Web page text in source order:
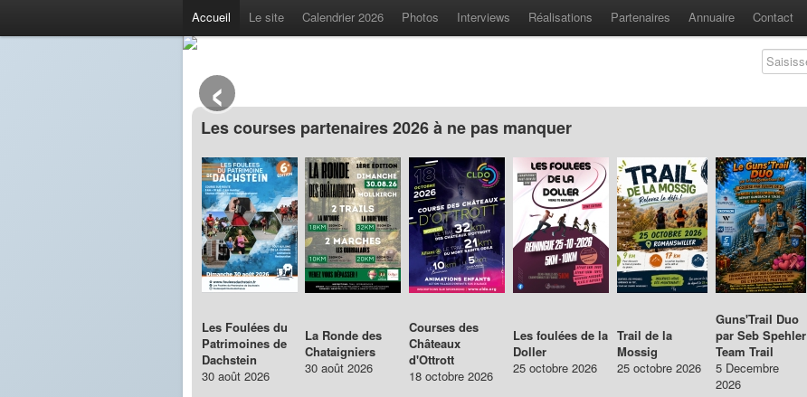
Accueil Le site Calendrier 2026 Photos Interviews Réalisations Partenaires Annuaire Contact
Le site consacré aux Trails, Courses en Montagne et Courses Nature d'Alsace et du Massif Vosgien.
‹
Les courses partenaires 2026 à ne pas manquer
Les Foulées du
Patrimoines de
Dachstein
30 août 2026
La Ronde des
Chataigniers
30 août 2026
Courses des
Châteaux
d'Ottrott
18 octobre 2026
Les foulées de la
Doller
25 octobre 2026
Trail de la
Mossig
25 octobre 2026
Guns'Trail Duo
par Seb Spehler
Team Trail
5 Decembre
2026